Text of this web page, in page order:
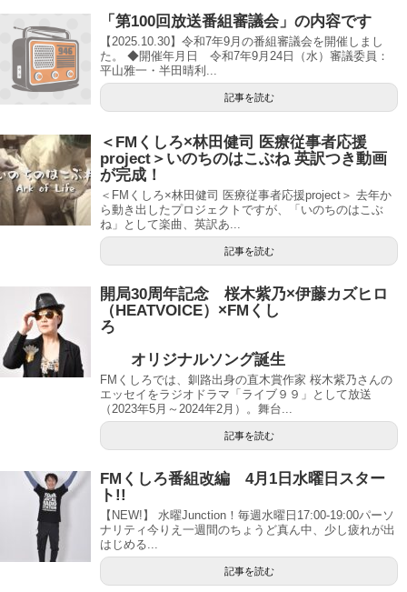
「第100回放送番組審議会」の内容です
【2025.10.30】令和7年9月の番組審議会を開催しまし
た。 ◆開催年月日 令和7年9月24日（水）審議委員：
平山雅一・半田晴利...
記事を読む
＜FMくしろ×林田健司 医療従事者応援
project＞いのちのはこぶね 英訳つき動画
が完成！
＜FMくしろ×林田健司 医療従事者応援project＞ 去年か
ら動き出したプロジェクトですが、「いのちのはこぶ
ね」として楽曲、英訳あ...
記事を読む
開局30周年記念 桜木紫乃×伊藤カズヒロ
（HEATVOICE）×FMくし
ろ
オリジナルソング誕生
FMくしろでは、釧路出身の直木賞作家 桜木紫乃さんの
エッセイをラジオドラマ「ライブ９９」として放送
（2023年5月～2024年2月）。舞台...
記事を読む
FMくしろ番組改編 4月1日水曜日スター
ト!!
【NEW!】 水曜Junction！毎週水曜日17:00-19:00パーソ
ナリティ今りえ一週間のちょうど真ん中、少し疲れが出
はじめる...
記事を読む